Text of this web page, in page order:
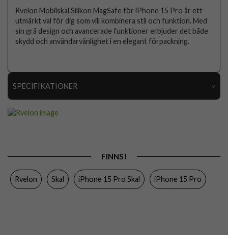
Rvelon Mobilskal Silikon MagSafe för iPhone 15 Pro är ett
utmärkt val för dig som vill kombinera stil och funktion. Med
sin grå design och avancerade funktioner erbjuder det både
skydd och användarvänlighet i en elegant förpackning.
SPECIFIKATIONER
Greppvänlig, MagSafe-kompatibel
Färg Grå
FINNS I
Rvelon Skal iPhone 15 Pro Skal iPhone 15 Pro